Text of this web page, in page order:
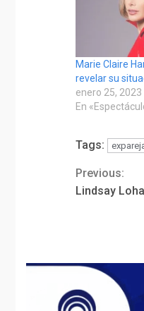
Marie Claire
revelar su
enero 25, 2023
En
Tags:
Previous:
Lindsay